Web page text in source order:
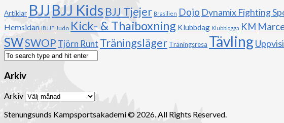
Artiklar BJJ BJJ Kids BJJ Tjejer Brasilien Dojo Dynamix Fighting
Hemsidan IBJJF Judo Kick- & Thaiboxning Klubbdag Klubblogga KM
SWSWOP Tjörn Runt Träningsläger Träningsresa Tävling
Arkiv
Arkiv
Stenungsunds Kampsportsakademi © 2026. All Rights Reserved.